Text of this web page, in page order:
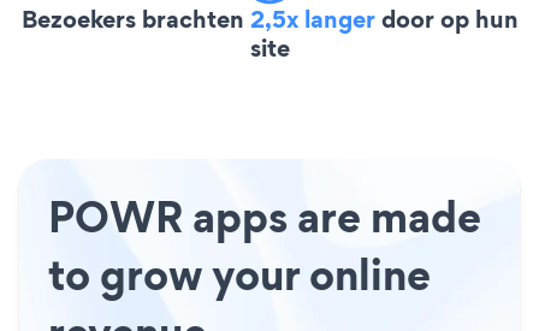
Bezoekers brachten 2,5x langerdoor op hun
site
POWR apps are made
to grow your online